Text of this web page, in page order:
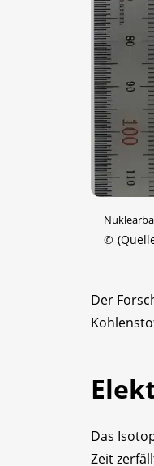
©
Der
Das
Zeit